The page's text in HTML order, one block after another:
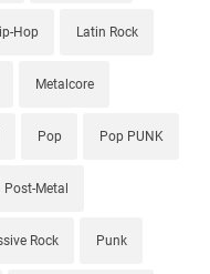
Hop Latin Rock
Metalcore
Pop Pop PUNK
Post-Metal
Rock Punk